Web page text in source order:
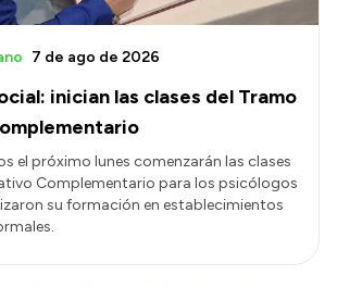
inician las clases del Tramo
7 de ago de 2026
el próximo lunes comenzarán las clases
Complementario para los psicólogos
su formación en establecimientos